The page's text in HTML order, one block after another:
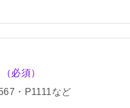
（必須）
・P1111など